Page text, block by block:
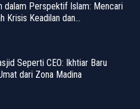
dalam Perspektif Islam: Mencari
Krisis Keadilan dan...
Seperti CEO: Ikhtiar Baru
dari Zona Madina